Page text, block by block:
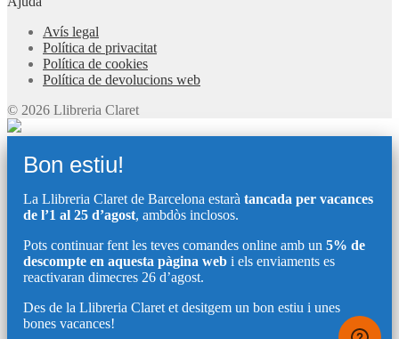
Avís legal
Política de privacitat
Política de cookies
Política de devolucions web
© 2026 Llibreria Claret
Bon estiu!
La Llibreria Claret de Barcelona estarà tancada per vacances
de l’1 al 25 d’agost, ambdòs inclosos.
Pots continuar fent les teves comandes online amb un 5% de
descompte en aquesta pàgina web i els enviaments es
reactivaran dimecres 26 d’agost.
Des de la Llibreria Claret et desitgem un bon estiu i unes
bones vacances!